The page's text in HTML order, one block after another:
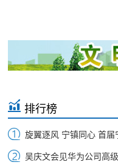
排行榜
旋翼逐风 宁镇同心 首届
吴庆文会见华为公司高